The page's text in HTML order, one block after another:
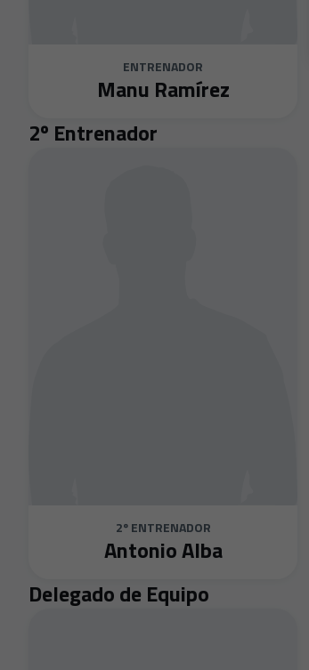
ENTRENADOR
Manu Ramírez
2º Entrenador
2º ENTRENADOR
Antonio Alba
Delegado de Equipo